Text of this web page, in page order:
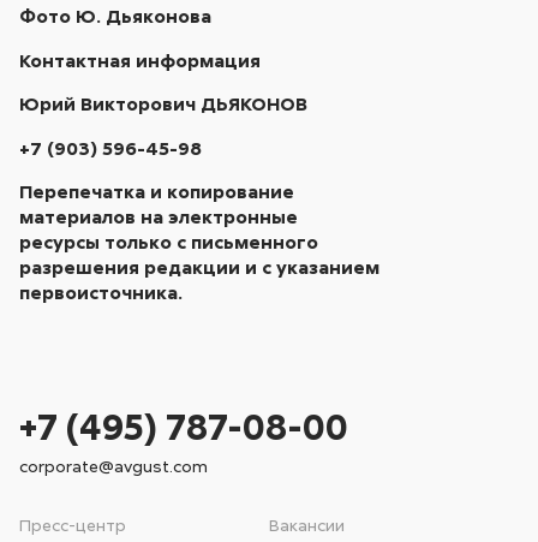
Фото Ю. Дьяконова
Контактная информация
Юрий Викторович ДЬЯКОНОВ
+7 (903) 596-45-98
Перепечатка и копирование
материалов на электронные
ресурсы только с письменного
разрешения редакции и с указанием
первоисточника.
Пресс-центр Вакансии
+7 (495) 787-08-00
corporate@avgust.com